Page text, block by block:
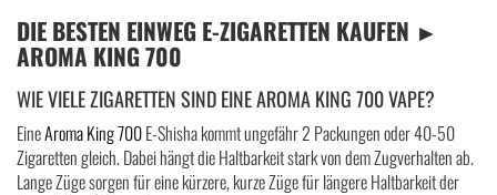
DIE BESTEN EINWEG E-ZIGARETTEN KAUFEN ►
AROMA KING 700
WIE VIELE ZIGARETTEN SIND EINE AROMA KING 700 VAPE?
EineAroma King 700E-Shisha kommt ungefähr 2 Packungen oder 40-50
Zigaretten gleich. Dabei hängt die Haltbarkeit stark von dem Zugverhalten ab.
Lange Züge sorgen für eine kürzere, kurze Züge für längere Haltbarkeit der